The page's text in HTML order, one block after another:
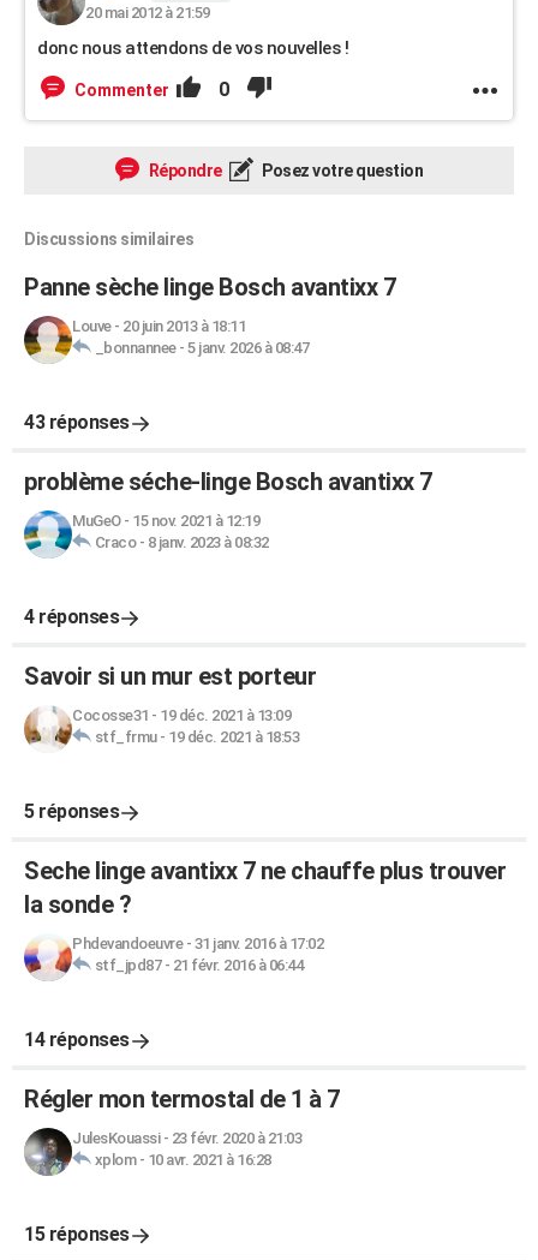
20 mai 2012 à 21:59
donc nous attendons de vos nouvelles !
Commenter 0
Répondre Posez votre question
Discussions similaires
Panne sèche linge Bosch avantixx 7
Louve- 20 juin 2013 à 18:11
_bonnannee- 5 janv. 2026 à 08:47
43 réponses
problème séche-linge Bosch avantixx 7
MuGeO- 15 nov. 2021 à 12:19
Craco- 8 janv. 2023 à 08:32
4 réponses
Savoir si un mur est porteur
Cocosse31 - 19 déc. 2021 à 13:09
stf_frmu- 19 déc. 2021 à 18:53
5 réponses
Seche linge avantixx 7 ne chauffe plus trouver
la sonde ?
Phdevandoeuvre- 31 janv. 2016 à 17:02
stf_jpd87- 21 févr. 2016 à 06:44
14 réponses
Régler mon termostal de 1 à 7
JulesKouassi- 23 févr. 2020 à 21:03
xplom- 10 avr. 2021 à 16:28
15 réponses